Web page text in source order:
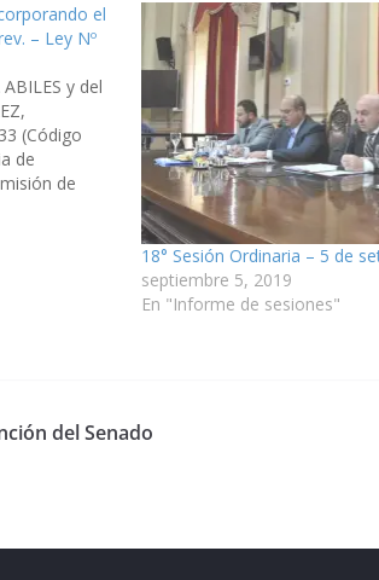
el
– Ley Nº
y del
(Código
de
de
de
18° Sesión Ordinaria – 5 de
septiembre 5, 2019
En "Informe de sesiones"
del Senado